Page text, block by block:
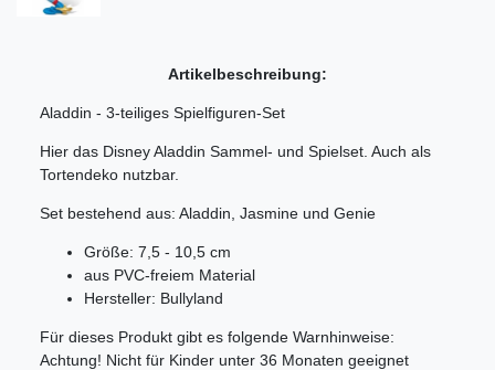
Artikelbeschreibung:
Aladdin - 3-teiliges Spielfiguren-Set
Hier das Disney Aladdin Sammel- und Spielset. Auch als
Tortendeko nutzbar.
Set bestehend aus: Aladdin, Jasmine und Genie
Größe: 7,5 - 10,5 cm
aus PVC-freiem Material
Hersteller: Bullyland
Für dieses Produkt gibt es folgende Warnhinweise:
Achtung! Nicht für Kinder unter 36 Monaten geeignet